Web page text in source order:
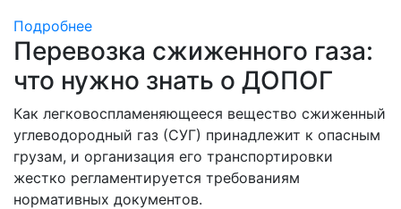
Подробнее
Перевозка сжиженного газа:
что нужно знать о ДОПОГ
Как легковоспламеняющееся вещество сжиженный
углеводородный газ (СУГ) принадлежит к опасным
грузам, и организация его транспортировки
жестко регламентируется требованиям
нормативных документов.